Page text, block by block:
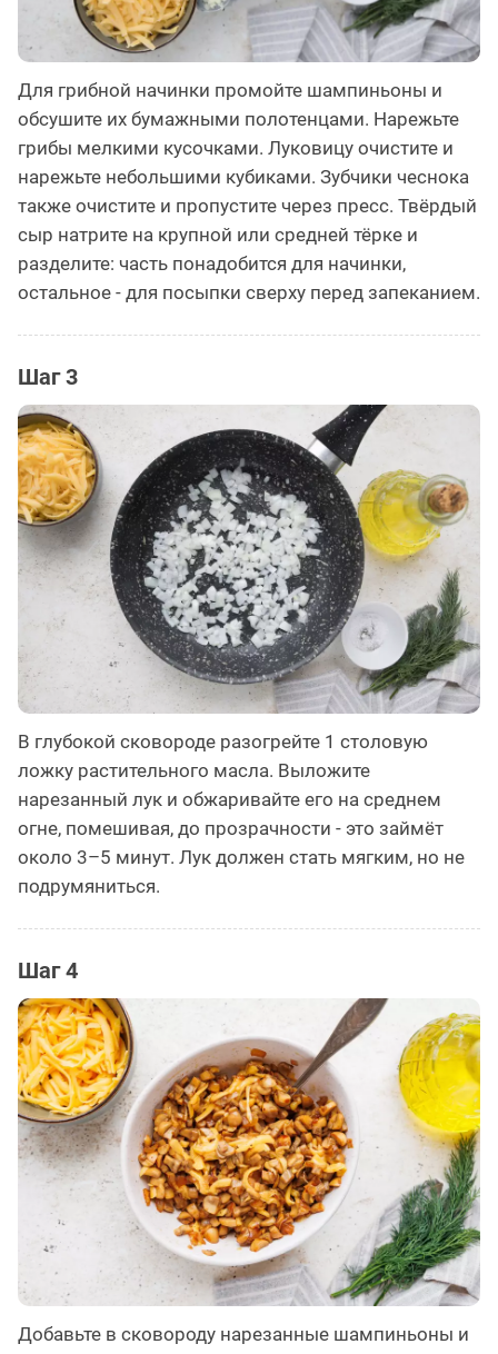
Для грибной начинки промойте шампиньоны и
обсушите их бумажными полотенцами. Нарежьте
грибы мелкими кусочками. Луковицу очистите и
нарежьте небольшими кубиками. Зубчики чеснока
также очистите и пропустите через пресс. Твёрдый
сыр натрите на крупной или средней тёрке и
разделите: часть понадобится для начинки,
остальное - для посыпки сверху перед запеканием.
Шаг 3
В глубокой сковороде разогрейте 1 столовую
ложку растительного масла. Выложите
нарезанный лук и обжаривайте его на среднем
огне, помешивая, до прозрачности - это займёт
около 3–5 минут. Лук должен стать мягким, но не
подрумяниться.
Шаг 4
Добавьте в сковороду нарезанные шампиньоны и